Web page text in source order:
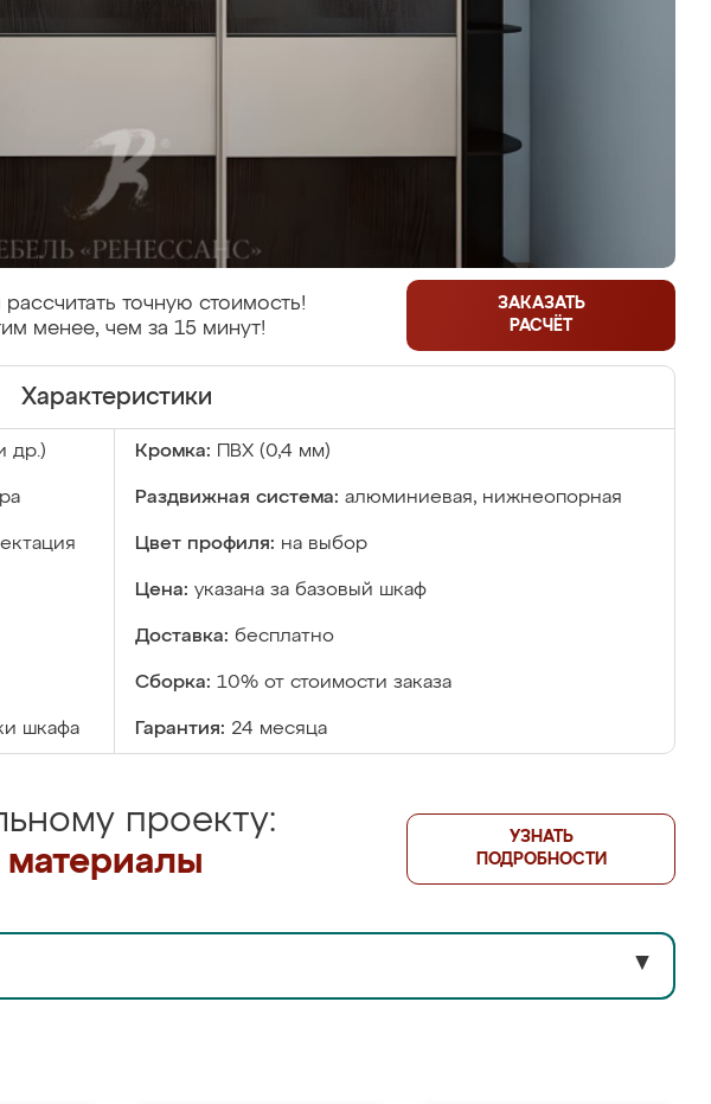
точную стоимость!
менее, чем за 15 минут!
ЗАКАЗАТЬ
РАСЧЁТ
Характеристики
др.) Кромка: ПВХ (0,4 мм)
Раздвижная система: алюминиевая, нижнеопорная
Цвет профиля: на выбор
Цена: указана за базовый шкаф
Доставка: бесплатно
Сборка: 10% от стоимости заказа
шкафа Гарантия: 24 месяца
проекту:
УЗНАТЬ
ПОДРОБНОСТИ
▼